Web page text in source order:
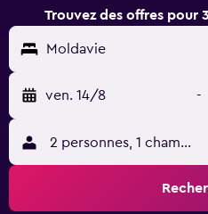
Trouvez des offres pour
Moldavie
ven. 14/8 -
2 personnes, 1 chambre